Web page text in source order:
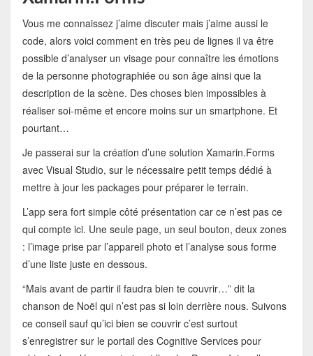
Vous me connaissez j’aime discuter mais j’aime aussi le
code, alors voici comment en très peu de lignes il va être
possible d’analyser un visage pour connaître les émotions
de la personne photographiée ou son âge ainsi que la
description de la scène. Des choses bien impossibles à
réaliser soi-même et encore moins sur un smartphone. Et
pourtant…
Je passerai sur la création d’une solution Xamarin.Forms
avec Visual Studio, sur le nécessaire petit temps dédié à
mettre à jour les packages pour préparer le terrain.
L’app sera fort simple côté présentation car ce n’est pas ce
qui compte ici. Une seule page, un seul bouton, deux zones
: l’image prise par l’appareil photo et l’analyse sous forme
d’une liste juste en dessous.
“Mais avant de partir il faudra bien te couvrir…” dit la
chanson de Noël qui n’est pas si loin derrière nous. Suivons
ce conseil sauf qu’ici bien se couvrir c’est surtout
s’enregistrer sur le portail des Cognitive Services pour